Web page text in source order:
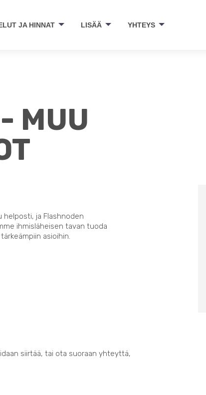
JA HINNAT LISÄÄ YHTEYS
MUU
ja Flashnoden
ihmisläheisen tavan tuoda
asioihin.
siirtää, tai ota suoraan yhteyttä,